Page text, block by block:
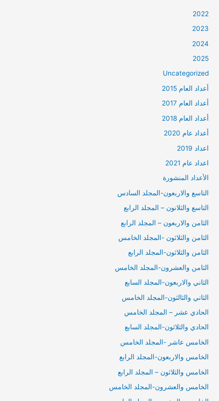
2022
2023
2024
2025
Uncategorized
أعداد العام 2015
أعداد العام 2017
أعداد العام 2018
أعداد عام 2020
اعداد 2019
اعداد عام 2021
الأعداد المنشورة
التاسع والاربعون-المجلد السادس
التاسع والثلانون – المجلد الرابع
الثامن والاربعون – المجلد الرابع
الثامن والثلاثون -المجلد الخامس
الثامن والثلاثون-المجلد الرابع
الثامن والعشرون-المجلد الخامس
الثاني والاربعون-المجلد السابع
الثاني والثالثون-المجلد الخامس
الحادي عشر – المجلد الخامس
الحادي والثلاثون-المجلد السابع
الخامس عاشر -المجلد الخامس
الخامس والاربعون-المجلد الرابع
الخامس والثلاثون – المجلد الرابع
الخامس والعشرون-المجلد الخامس